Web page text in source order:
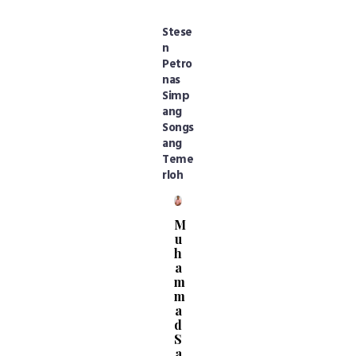
Stese
n
Petro
nas
Simp
ang
Songs
ang
Teme
rloh
M
u
h
a
m
m
a
d
S